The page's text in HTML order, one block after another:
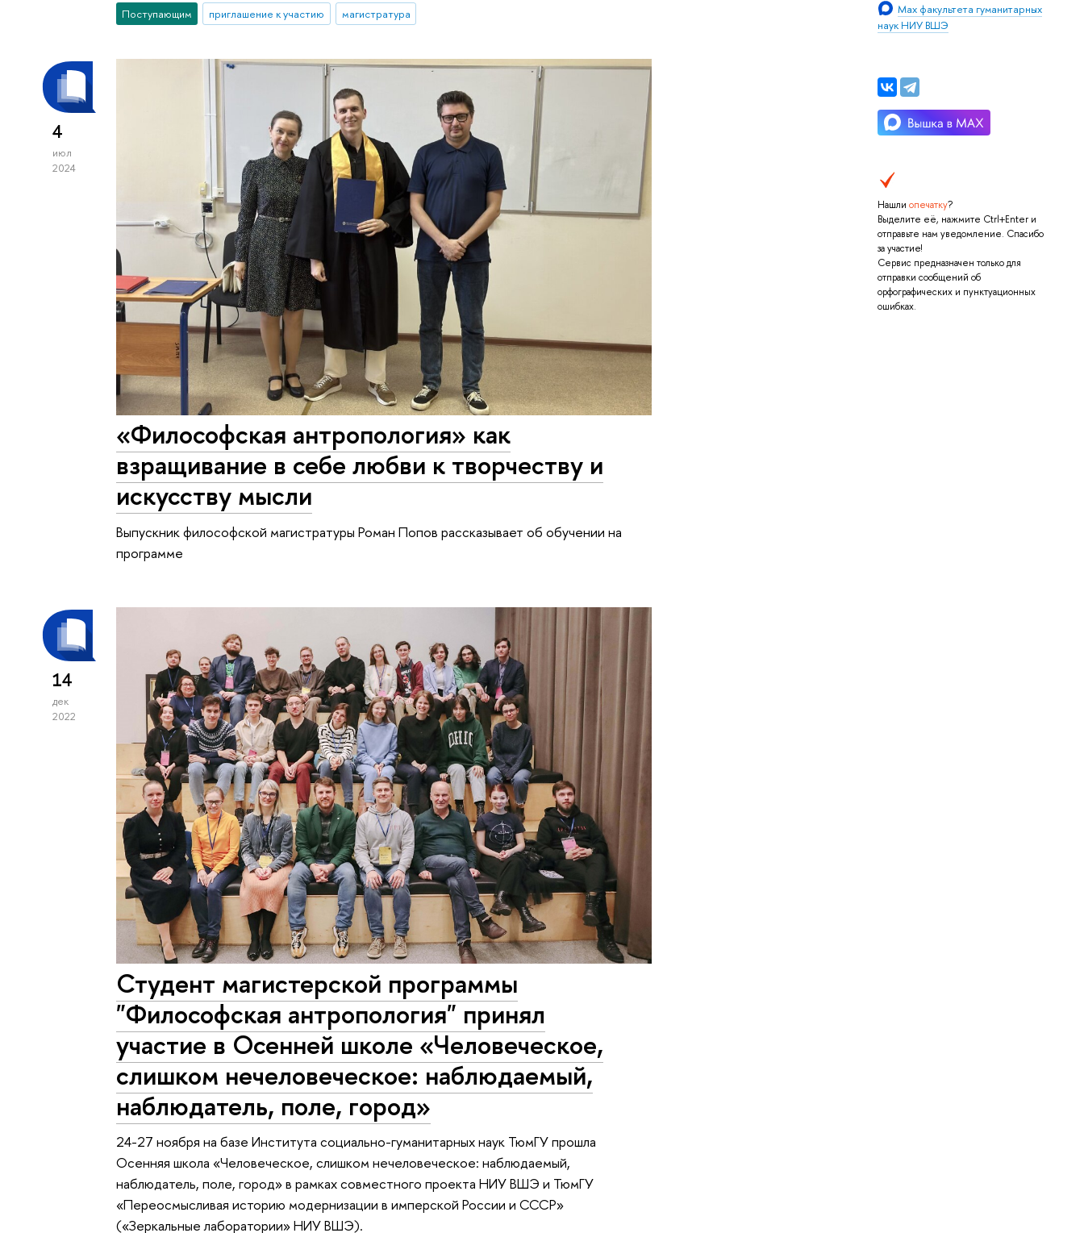
Max факультета гуманитарных
наук НИУ ВШЭ
Нашли опечатку?
Выделите её, нажмите Ctrl+Enter и
отправьте нам уведомление. Спасибо
за участие!
Сервис предназначен только для
отправки сообщений об
орфографических и пунктуационных
ошибках.
Поступающим приглашение к участию магистратура
4
июл
2024
«Философская антропология» как
взращивание в себе любви к творчеству и
искусству мысли
Выпускник философской магистратуры Роман Попов рассказывает об обучении на
программе
14
дек
2022
Студент магистерской программы
"Философская антропология" принял
участие в Осенней школе «Человеческое,
слишком нечеловеческое: наблюдаемый,
наблюдатель, поле, город»
24-27 ноября на базе Института социально-гуманитарных наук ТюмГУ прошла
Осенняя школа «Человеческое, слишком нечеловеческое: наблюдаемый,
наблюдатель, поле, город» в рамках совместного проекта НИУ ВШЭ и ТюмГУ
«Переосмысливая историю модернизации в имперской России и СССР»
(«Зеркальные лаборатории» НИУ ВШЭ).